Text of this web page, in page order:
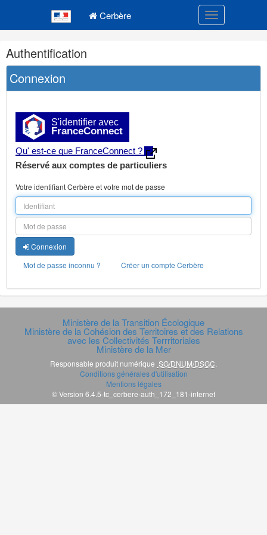
Cerbère Toggle
Navigation
et
outils
annexes
Authentification
Connexion
S'identifier avec
FranceConnect
Qu' est-ce que FranceConnect ?
Réservé aux comptes de particuliers
Votre identifiant Cerbère et votre mot de passe
Connexion
Mot de passe inconnu ?
Créer un compte Cerbère
Ministère de la Transition Écologique
Ministère de la Cohésion des Territoires et des Relations
avec les Collectivités Terrritoriales
Ministère de la Mer
Responsable produit numérique SG/DNUM/DSGC.
Conditions générales d'utilisation
Mentions légales
© Version 6.4.5-tc_cerbere-auth_172_181-internet